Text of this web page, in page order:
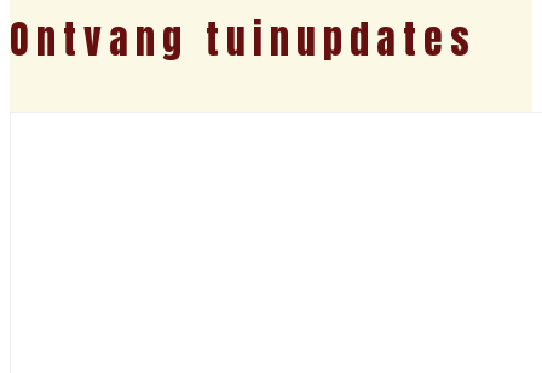
Ontvang tuinupdates